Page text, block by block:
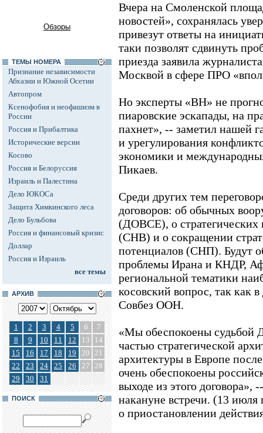
Обзоры
ТЕМЫ НОМЕРА
Признание независимости
Абхазии и Южной Осетии
Автопром
Ксенофобия и неофашизм в
России
Россия и Прибалтика
Исторические версии
Косово
Россия и Белоруссия
Израиль и Палестина
Дело ЮКОСа
Защита Химкинского леса
Дело Бульбова
Россия и финансовый кризис
Доллар
Россия и Израиль
все темы
АРХИВ
1 2 3 4 5 6
7
8
9 10 11 12 13
14
15
16 17 18 19 20 21
22
23 24 25 26 27 28
29
30 31
ПОИСК
Вчера на Смоленской
новостей», сохранялась
привезут ответы на
таки позволят сдвинуть
приезда заявила
Москвой в сфере ПРО
Но эксперты «ВН» не
пиаровские эскапады, на
пахнет», -- заметил нашей
и урегулирования
экономики и
Пикаев.
Среди других тем
договоров: об обычных
(ДОВСЕ), о стратегических
(СНВ) и о сокращении
потенциалов (СНП). Будут
проблемы Ирана и КНДР,
региональной тематики
косовский вопрос, так как
Совбез ООН.
«Мы обеспокоены судьбой
частью стратегической
архитектуры в Европе
очень обеспокоены
выходе из этого договора»,
накануне встречи. (13 июля
о приостановлении